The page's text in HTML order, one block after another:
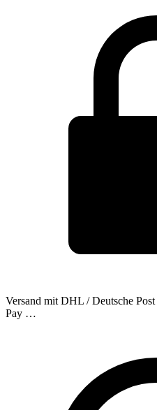
Versand mit DHL / Deutsche Post
Pay …